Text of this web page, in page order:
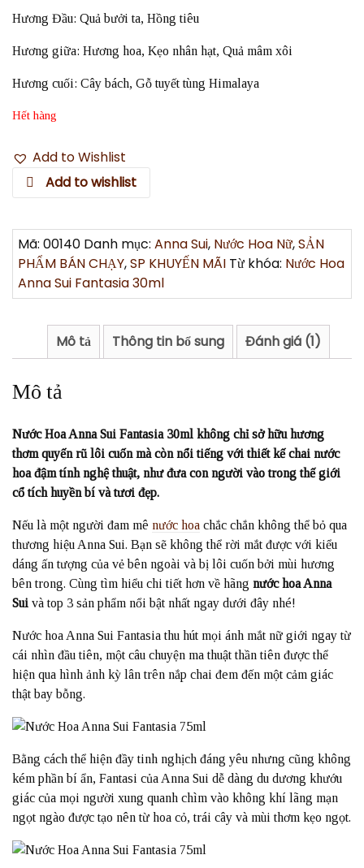
Hương Đầu: Quả bưởi ta, Hồng tiêu
Hương giữa: Hương hoa, Kẹo nhân hạt, Quả mâm xôi
Hương cuối: Cây bách, Gỗ tuyết tùng Himalaya
Hết hàng
Add to Wishlist
Add to wishlist
Mã: 00140 Danh mục: Anna Sui, Nước Hoa Nữ,SẢN
PHẨM BÁN CHẠY,SP KHUYẾN MÃI Từ khóa: Nước Hoa
Anna Sui Fantasia 30ml
Mô tả Thông tin bổ sung Đánh giá (1)
Mô tả
Nước Hoa Anna Sui Fantasia 30ml không chỉ sở hữu hương
thơm quyến rũ lôi cuốn mà còn nổi tiếng với thiết kế chai nước
hoa đậm tính nghệ thuật, như đưa con người vào trong thế giới
cổ tích huyền bí và tươi đẹp.
Nếu là một người đam mê nước hoa chắc chắn không thể bỏ qua
thương hiệu Anna Sui. Bạn sẽ không thể rời mắt được với kiểu
dáng ấn tượng của vẻ bên ngoài và bị lôi cuốn bởi mùi hương
bên trong. Cùng tìm hiểu chi tiết hơn về hãng nước hoa Anna
Sui và top 3 sản phẩm nổi bật nhất ngay dưới đây nhé!
Nước hoa Anna Sui Fantasia thu hút mọi ánh mắt nữ giới ngay từ
cái nhìn đầu tiên, một câu chuyện ma thuật thần tiên được thể
hiện qua hình ảnh kỳ lân trên nắp chai đem đến một cảm giác
thật bay bỗng.
Bằng cách thể hiện đầy tinh nghịch đáng yêu nhưng cũng không
kém phần bí ẩn, Fantasi của Anna Sui dễ dàng du dương khướu
giác của mọi người xung quanh chìm vào không khí lãng mạn
ngọt ngào được tạo nên từ hoa cỏ, trái cây và mùi thơm kẹo ngọt.